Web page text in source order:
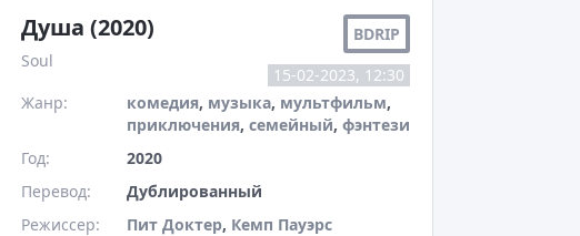
Душа (2020)
Soul
BDRIP
15-02-2023, 12:30
Жанр:
комедия, музыка, мультфильм,
приключения, семейный, фэнтези
Год:
2020
Перевод:
Дублированный
Режиссер:
Пит Доктер, Кемп Пауэрс